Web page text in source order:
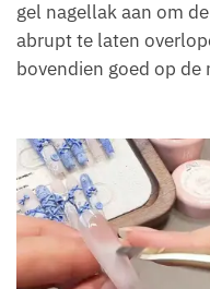
gel nagellak aan om
abrupt te laten
bovendien goed op